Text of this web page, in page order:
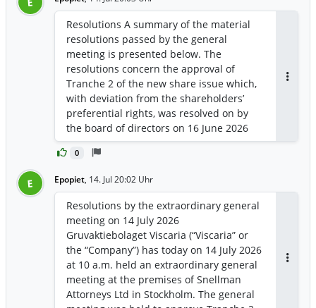
0
Resolutions A summary of the material
resolutions passed by the general
meeting is presented below. The
resolutions concern the approval of
Tranche 2 of the new share issue which,
with deviation from the shareholders’
preferential rights, was resolved on by
the board of directors on 16 June 2026
and announced by the Company on 17
June 2026, where Tranche 2, for technical
share issue resolutions, as further
described below. Tranche 1, comprising
an issue of a total of 48,064,514 shares
and which was also announced by the
Company on 17 June 2026, was resolved
on by the board of directors on 16 June
2026 pursuant to the authorisation
granted by the annual general meeting
E Epopiet, 14. Jul 20:02 Uhr
Resolutions by the extraordinary general
meeting on 14 July 2026
Gruvaktiebolaget Viscaria (“Viscaria” or
the “Company”) has today on 14 July 2026
at 10 a.m. held an extraordinary general
meeting at the premises of Snellman
Attorneys Ltd in Stockholm. The general